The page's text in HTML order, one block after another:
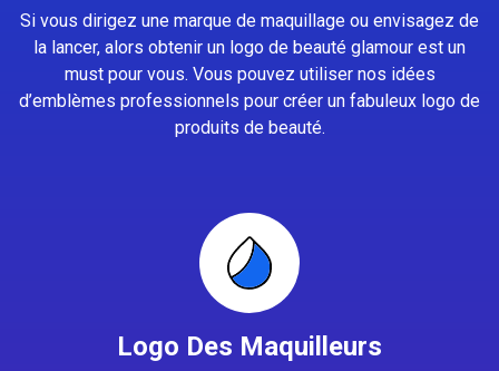
Si vous dirigez une marque de maquillage ou envisagez de
la lancer, alors obtenir un logo de beauté glamour est un
must pour vous. Vous pouvez utiliser nos idées
d’emblèmes professionnels pour créer un fabuleux logo de
produits de beauté.
Logo Des Maquilleurs